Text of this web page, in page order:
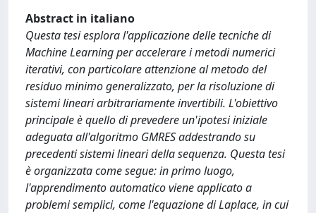
Abstract in italiano
Questa tesi esplora l'applicazione delle tecniche di
Machine Learning per accelerare i metodi numerici
iterativi, con particolare attenzione al metodo del
residuo minimo generalizzato, per la risoluzione di
sistemi lineari arbitrariamente invertibili. L'obiettivo
principale è quello di prevedere un'ipotesi iniziale
adeguata all'algoritmo GMRES addestrando su
precedenti sistemi lineari della sequenza. Questa tesi
è organizzata come segue: in primo luogo,
l'apprendimento automatico viene applicato a
problemi semplici, come l'equazione di Laplace, in cui